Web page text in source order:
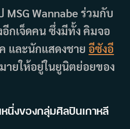
Wannabe ร่วมกับ
กเจ็ดคน ซึ่งมีทั้ง คิมจอ
และนักแสดงชาย อีซังอี
ายให้อยู่ในยูนิตย่อยของ
นึ่งของกลุ่มศิลปินเกาหลี